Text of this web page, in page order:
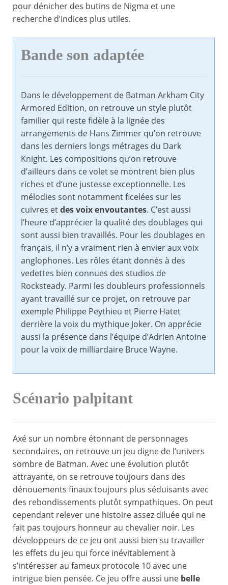
pour dénicher des butins de Nigma et une
recherche d’indices plus utiles.
Bande son adaptée
Dans le développement de Batman Arkham City
Armored Edition, on retrouve un style plutôt
familier qui reste fidèle à la lignée des
arrangements de Hans Zimmer qu’on retrouve
dans les derniers longs métrages du Dark
Knight. Les compositions qu’on retrouve
d’ailleurs dans ce volet se montrent bien plus
riches et d’une justesse exceptionnelle. Les
mélodies sont notamment ficelées sur les
cuivres etdes voix envoutantes. C’est aussi
l’heure d’apprécier la qualité des doublages qui
sont aussi bien travaillés. Pour les doublages en
français, il n’y a vraiment rien à envier aux voix
anglophones. Les rôles étant donnés à des
vedettes bien connues des studios de
Rocksteady. Parmi les doubleurs professionnels
ayant travaillé sur ce projet, on retrouve par
exemple Philippe Peythieu et Pierre Hatet
derrière la voix du mythique Joker. On apprécie
aussi la présence dans l’équipe d’Adrien Antoine
pour la voix de milliardaire Bruce Wayne.
Scénario palpitant
Axé sur un nombre étonnant de personnages
secondaires, on retrouve un jeu digne de l’univers
sombre de Batman. Avec une évolution plutôt
attrayante, on se retrouve toujours dans des
dénouements finaux toujours plus séduisants avec
des rebondissements plutôt sympathiques. On peut
cependant relever une histoire assez diluée qui ne
fait pas toujours honneur au chevalier noir. Les
développeurs de ce jeu ont aussi bien su travailler
les effets du jeu qui force inévitablement à
s’intéresser au fameux protocole 10 avec une
intrigue bien pensée. Ce jeu offre aussi une belle